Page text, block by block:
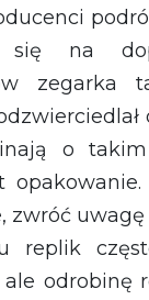
się na
zegarka
o takim
zwróć
replik
ale odrobinę